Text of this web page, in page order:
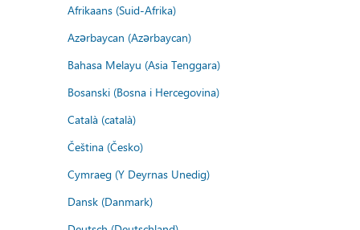
Afrikaans (Suid-Afrika)
Azərbaycan (Azərbaycan)
Bahasa Melayu (Asia Tenggara)
Bosanski (Bosna i Hercegovina)
Català (català)
Čeština (Česko)
Cymraeg (Y Deyrnas Unedig)
Dansk (Danmark)